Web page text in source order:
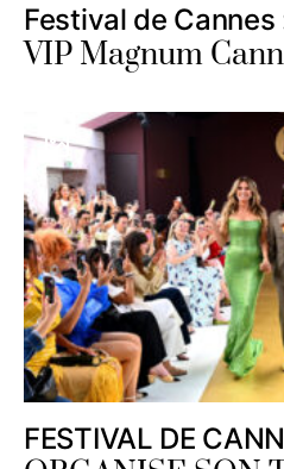
Festival de Cannes
VIP Magnum
FESTIVAL DE